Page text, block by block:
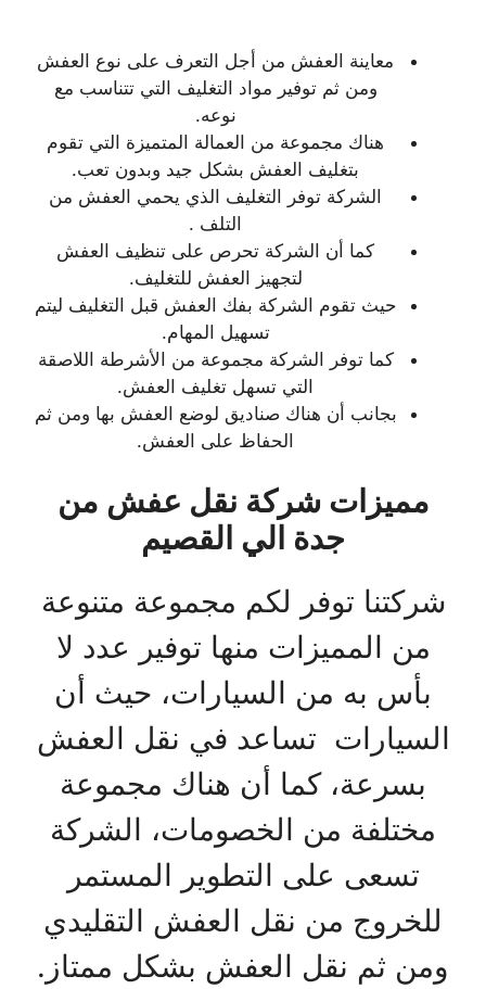
معاينة العفش من أجل التعرف على نوع العفش
ومن ثم توفير مواد التغليف التي تتناسب مع
نوعه.
هناك مجموعة من العمالة المتميزة التي تقوم
بتغليف العفش بشكل جيد وبدون تعب.
الشركة توفر التغليف الذي يحمي العفش من
التلف .
كما أن الشركة تحرص على تنظيف العفش
لتجهيز العفش للتغليف.
حيث تقوم الشركة بفك العفش قبل التغليف ليتم
تسهيل المهام.
كما توفر الشركة مجموعة من الأشرطة اللاصقة
التي تسهل تغليف العفش.
بجانب أن هناك صناديق لوضع العفش بها ومن ثم
الحفاظ على العفش.
مميزات شركة نقل عفش من
جدة الي القصيم
شركتنا توفر لكم مجموعة متنوعة
من المميزات منها توفير عدد لا
بأس به من السيارات، حيث أن
السيارات تساعد في نقل العفش
بسرعة، كما أن هناك مجموعة
مختلفة من الخصومات، الشركة
تسعى على التطوير المستمر
للخروج من نقل العفش التقليدي
ومن ثم نقل العفش بشكل ممتاز.